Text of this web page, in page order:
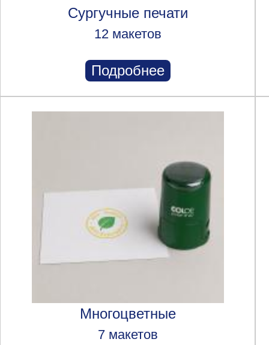
Сургучные печати
12 макетов
Подробнее
Многоцветные
7 макетов